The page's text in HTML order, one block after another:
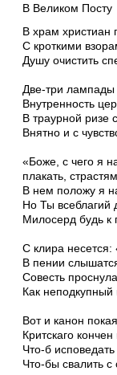
В Великом Посту
В храм христиан
С кроткими
Душу очистить
Две-три лампады
Внутренность
В траурной ризе
Внятно и с
«Боже, с чего я
плакать,
В нем положу я
Но Ты всеблагий
Милосерд будь
С клира
В пении
Совесть
Как неподкупный
Вот и канон
Критскаго
Что-б
Что-бы свалить с